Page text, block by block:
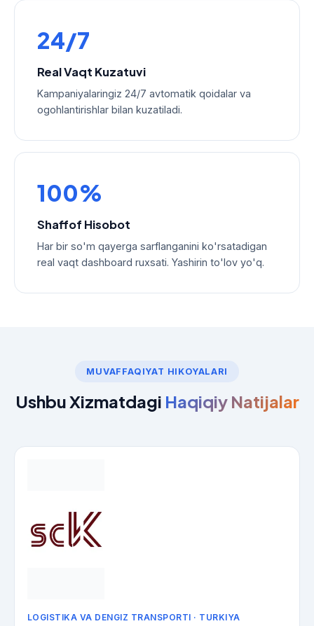
24/7
Real Vaqt Kuzatuvi
Kampaniyalaringiz 24/7 avtomatik qoidalar va
ogohlantirishlar bilan kuzatiladi.
100%
Shaffof Hisobot
Har bir so'm qayerga sarflanganini ko'rsatadigan
real vaqt dashboard ruxsati. Yashirin to'lov yo'q.
MUVAFFAQIYAT HIKOYALARI
Ushbu Xizmatdagi Haqiqiy Natijalar
LOGISTIKA VA DENGIZ TRANSPORTI · TURKIYA